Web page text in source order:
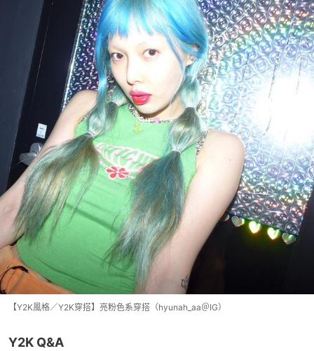
【Y2K風格／Y2K穿搭】亮粉色系穿搭（hyunah_aa＠IG）
Y2K Q&A